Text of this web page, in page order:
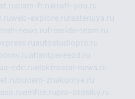
ciam-fr.rukraft-you.ru
web-explore.ru rastenuya.ru
news.rufreeride-team.ru
autostudiopro.ru
atlantpereezd.ru
a-cdc.ruelektrostal-news.ru
budem-znakomye.ru
emfire.rupro-otdelky.ru